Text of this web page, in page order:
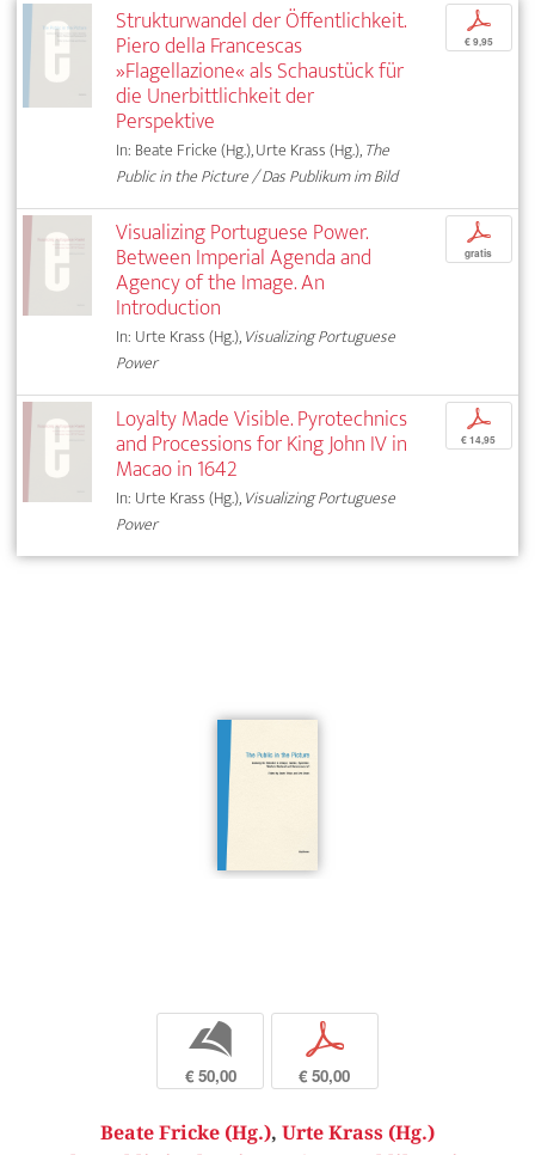
Strukturwandel der Öffentlichkeit.
Piero della Francescas
»Flagellazione« als Schaustück für
die Unerbittlichkeit der
Perspektive
In: Beate Fricke (Hg.), Urte Krass (Hg.),The
Public in the Picture / Das Publikum im Bild
p
€ 9,95
Visualizing Portuguese Power.
Between Imperial Agenda and
Agency of the Image. An
Introduction
In: Urte Krass (Hg.),Visualizing Portuguese
Power
p
gratis
Loyalty Made Visible. Pyrotechnics
and Processions for King John IV in
Macao in 1642
In: Urte Krass (Hg.),Visualizing Portuguese
Power
p
€ 14,95
b
€ 50,00
p
€ 50,00
Beate Fricke (Hg.), Urte Krass (Hg.)